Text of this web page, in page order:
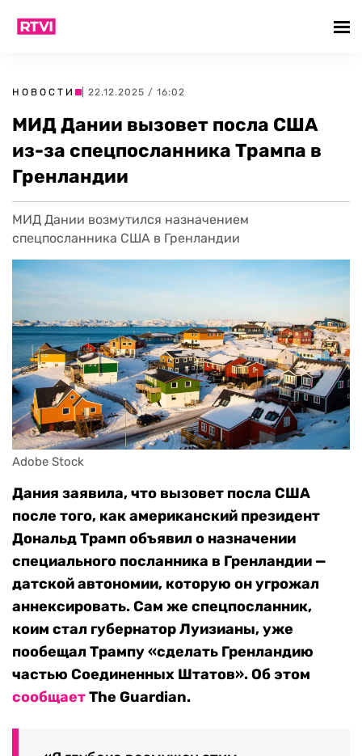
НОВОСТИ | 22.12.2025 / 16:02
МИД Дании вызовет посла США
из-за спецпосланника Трампа в
Гренландии
МИД Дании возмутился назначением
спецпосланника США в Гренландии
Adobe Stock
Дания заявила, что вызовет посла США
после того, как американский президент
Дональд Трамп объявил о назначении
специального посланника в Гренландии —
датской автономии, которую он угрожал
аннексировать. Сам же спецпосланник,
коим стал губернатор Луизианы, уже
пообещал Трампу «сделать Гренландию
частью Соединенных Штатов». Об этом
сообщаетThe Guardian.